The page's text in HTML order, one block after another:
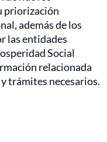
priorización
además de los
las entidades
Social
relacionada
trámites necesarios.